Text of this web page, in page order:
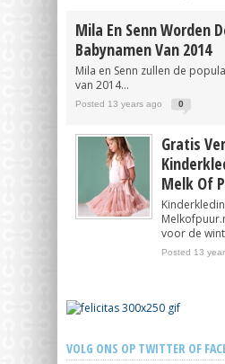
Mila En Senn Worden
Babynamen Van 2014
Mila en Senn zullen de
van 2014...
Posted 13 years ago 0
Gratis
Melk Of
voor de
Posted 13
VOLG ONS OP TWITTER OF